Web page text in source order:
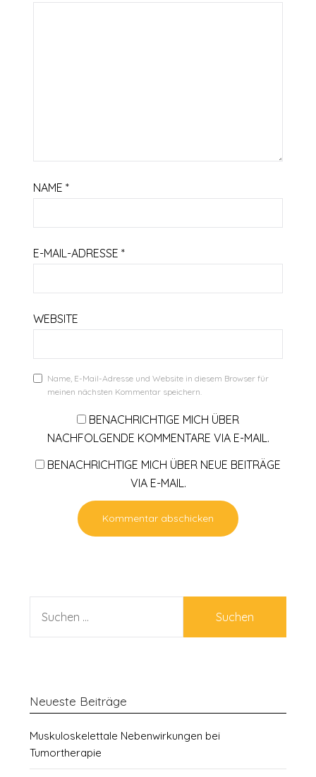
NAME*
E-MAIL-ADRESSE*
WEBSITE
Name, E-Mail-Adresse und Website in diesem Browser für
meinen nächsten Kommentar speichern.
BENACHRICHTIGE MICH ÜBER
NACHFOLGENDE KOMMENTARE VIA E-MAIL.
BENACHRICHTIGE MICH ÜBER NEUE BEITRÄGE
VIA E-MAIL.
NACH:
Neueste Beiträge
Muskuloskelettale Nebenwirkungen bei
Tumortherapie